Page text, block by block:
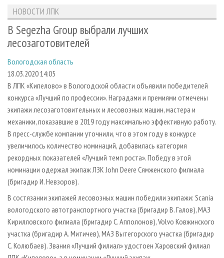
ЛЕСОЗАГОТОВКА
ЛЕСОПИЛЕНИЕ
СУШКА ДРЕВЕСИНЫ
ПРОИЗВОДСТВО ДРЕВЕСНЫХ ПЛИТ
ДЕРЕВЯННОЕ ДОМОСТРОЕНИЕ
ПРОИЗВОДСТВО МЕБЕЛИ
БИОЭНЕРГЕТИКА
ЦБП
ИНСТРУМЕНТ И МАТЕРИАЛЫ
НОВОСТИ ЛПК
НОВОСТИ ЖУРНАЛА
ПРОЕКТЫ ЛПИ
АНАЛИТИКА
ПРЕДПРИЯТИЯ ЛПК
ПЕРСОНЫ
МОБИЛЬНЫЕ ВЫСТАВКИ
ОФИЦИАЛЬНЫЕ ДЕЛЕГАЦИИ
ПРИОРИТЕТНЫЕ ИНВЕСТПРОЕКТЫ
RUSSIAN FORESTRY REVIEW
ГАЗЕТА ЛЕСПРОМФОРУМ
БИБЛИОТЕКА СПЕЦИАЛИСТА
АРХИВ
АРХИВ ЖУРНАЛОВ
О ЖУРНАЛЕ
ПОДПИСКА
КОНТАКТЫ
РЕКЛАМОДАТЕЛЯМ
РЕКЛАМА
РЕКЛАМА НА САЙТЕ
НОВОСТИ ЛПК
В Segezha Group выбрали лучших
лесозаготовителей
Вологодская область
18.03.2020 14:05
В ЛПК «Кипелово» в Вологодской области объявили победителей
конкурса «Лучший по профессии». Наградами и премиями отмечены
экипажи лесозаготовительных и лесовозных машин, мастера и
механики, показавшие в 2019 году максимально эффективную работу.
В пресс-службе компании уточнили, что в этом году в конкурсе
увеличилось количество номинаций, добавилась категория
рекордных показателей «Лучший темп роста». Победу в этой
номинации одержал экипаж ЛЗК John Deere Сямженского филиала
(бригадир И. Невзоров).
В состязании экипажей лесовозных машин победили экипажи: Scania
вологодского автотранспортного участка (бригадир В. Галов), МАЗ
Кирилловского филиала (бригадир С. Апполонов), Volvo Ковжинского
участка (бригадир А. Митичев), МАЗ Вытегорского участка (бригадир
С. Колюбаев). Звания «Лучший филиал» удостоен Харовский филиал